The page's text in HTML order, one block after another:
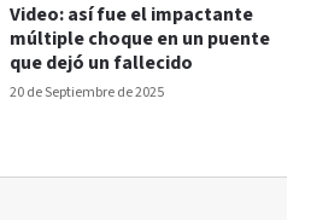
20 de Septiembre de 2025
Video: así fue el impactante
múltiple choque en un puente
que dejó un fallecido